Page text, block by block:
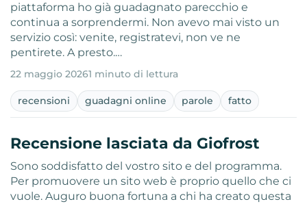
piattaforma ho già guadagnato parecchio e
continua a sorprendermi. Non avevo mai visto un
servizio così: venite, registratevi, non ve ne
pentirete. A presto.…
22 maggio 20261 minuto di lettura
recensioni guadagni online parole fatto
Recensione lasciata da Giofrost
Sono soddisfatto del vostro sito e del programma.
Per promuovere un sito web è proprio quello che ci
vuole. Auguro buona fortuna a chi ha creato questa